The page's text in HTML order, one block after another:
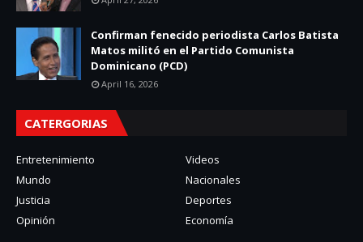
Confirman fenecido periodista Carlos Batista
Matos militó en el Partido Comunista
Dominicano (PCD)
April 16, 2026
CATERGORIAS
Entretenimiento
Videos
Mundo
Nacionales
Justicia
Deportes
Opinión
Economía